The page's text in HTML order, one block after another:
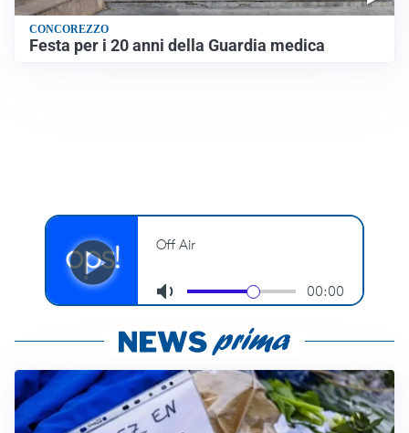
CONCOREZZO
Festa per i 20 anni della Guardia medica